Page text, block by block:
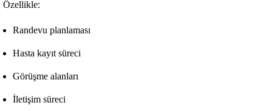
Özellikle:
Randevu planlaması
Hasta kayıt süreci
Görüşme alanları
İletişim süreci